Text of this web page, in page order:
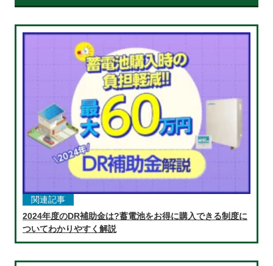
関連記事
2024年度のDR補助金は?蓄電池をお得に購入できる制度に
ついてわかりやすく解説